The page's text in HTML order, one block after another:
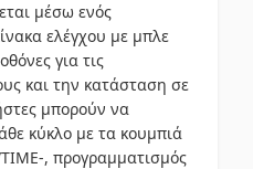
μέσω ενός
ελέγχου με μπλε
για τις
και την κατάσταση σε
μπορούν να
κύκλο με τα κουμπιά
, προγραμματισμός